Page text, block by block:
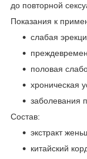
до повторной
Показания к
слабая
половая
хроническая
заболевания
Состав:
экстракт
китайский